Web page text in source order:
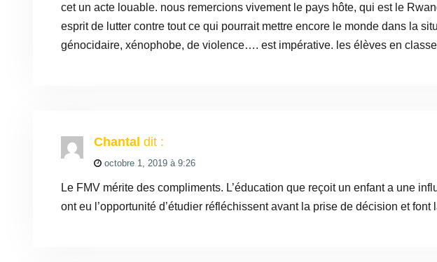
cet un acte louable. nous remercions vivement le pays hôte, qui est le
esprit de lutter contre tout ce qui pourrait mettre encore le monde dans la
génocidaire, xénophobe, de violence…. est impérative. les élèves en
Chantal dit :
octobre 1, 2019 à 9:26
Le FMV mérite des compliments. L’éducation que reçoit un enfant a une
ont eu l’opportunité d’étudier réfléchissent avant la prise de décision et